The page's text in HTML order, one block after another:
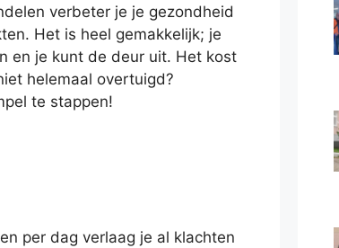
verbeter je je gezondheid
Het is heel gemakkelijk; je
en je kunt de deur uit. Het kost
helemaal overtuigd?
te stappen!
per dag verlaag je al klachten